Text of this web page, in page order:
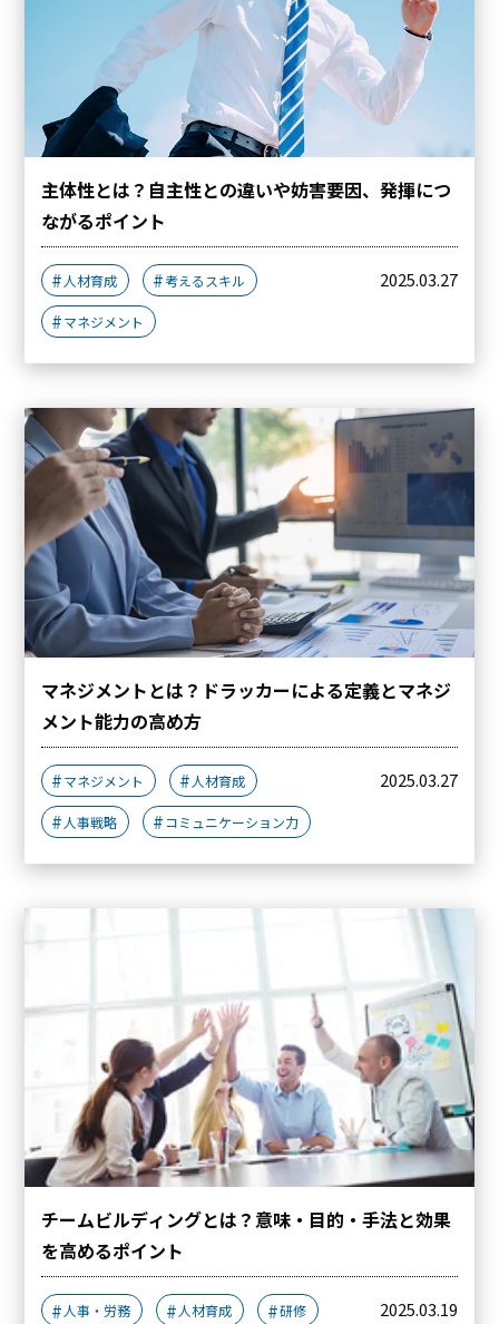
主体性とは？自主性との違いや妨害要因、発揮につ
ながるポイント
人材育成 考えるスキル
マネジメント
2025.03.27
マネジメントとは？ドラッカーによる定義とマネジ
メント能力の高め方
マネジメント 人材育成
人事戦略 コミュニケーション力
2025.03.27
チームビルディングとは？意味・目的・手法と効果
を高めるポイント
人事・労務 人材育成 研修 2025.03.19